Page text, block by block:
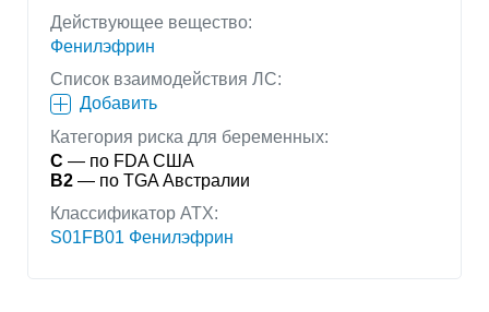
Действующее вещество:
Фенилэфрин
Список взаимодействия ЛС:
Добавить
Категория риска для беременных:
C — по FDA США
B2 — по TGA Австралии
Классификатор АТХ:
S01FB01 Фенилэфрин